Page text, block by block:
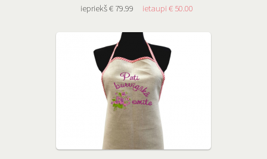
iepriekš € 79.99 ietaupi € 50.00